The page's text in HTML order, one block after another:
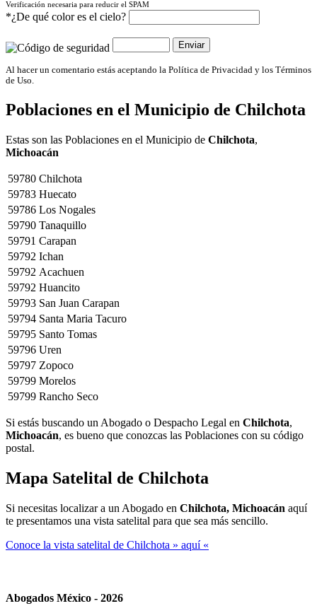
Verificación necesaria para reducir el SPAM
*¿De qué color es el cielo?
Al hacer un comentario estás aceptando la Política de Privacidad y los Términos
de Uso.
Poblaciones en el Municipio de Chilchota
Estas son las Poblaciones en el Municipio de Chilchota,
Michoacán
59780 Chilchota
59783 Huecato
59786 Los Nogales
59790 Tanaquillo
59791 Carapan
59792 Ichan
59792 Acachuen
59792 Huancito
59793 San Juan Carapan
59794 Santa Maria Tacuro
59795 Santo Tomas
59796 Uren
59797 Zopoco
59799 Morelos
59799 Rancho Seco
Si estás buscando un Abogado o Despacho Legal en Chilchota,
Michoacán, es bueno que conozcas las Poblaciones con su código
postal.
Mapa Satelital de Chilchota
Si necesitas localizar a un Abogado en Chilchota, Michoacán aquí
te presentamos una vista satelital para que sea más sencillo.
Conoce la vista satelital de Chilchota » aquí «
Abogados México - 2026